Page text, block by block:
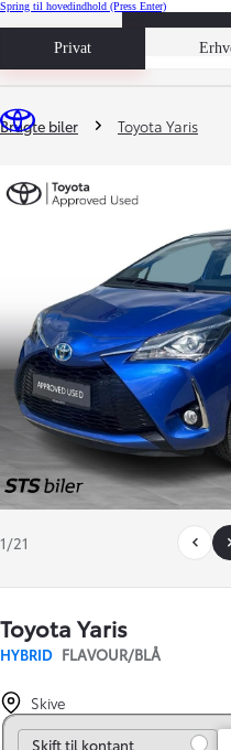
Spring til hovedindhold (Press Enter)
Privat
Book prøvetur
Du er her
Brugte biler Toyota Yaris
1/21
Toyota Yaris
HYBRID FLAVOUR/BLÅ
Skive
Skift til kontant
Skift til kontant